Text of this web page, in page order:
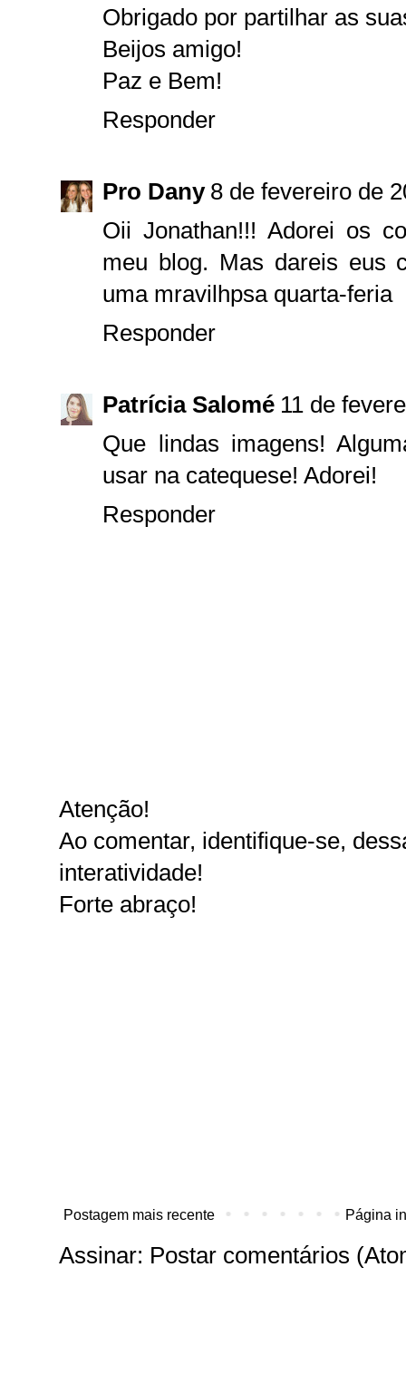
Obrigado por partilhar as
Beijos amigo!
Paz e Bem!
Responder
Pro Dany 8 de fevereiro de
Oii Jonathan!!! Adorei os
meu blog. Mas dareis eus
uma mravilhpsa quarta-feria
Responder
Patrícia Salomé 11 de
Que lindas imagens!
usar na catequese! Adorei!
Responder
Atenção!
Ao comentar, identifique-se,
interatividade!
Forte abraço!
Postagem mais recente Página
Assinar: Postar comentários